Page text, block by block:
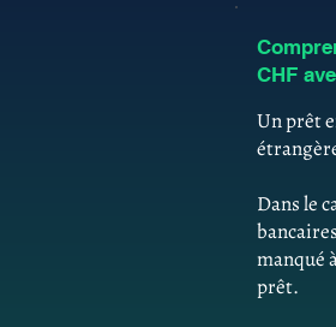
CHF
Un prêt
Dans le
manqué
prêt.